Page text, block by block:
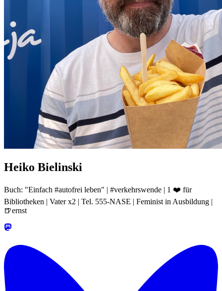
Heiko Bielinski
Buch: "Einfach #autofrei leben" | #verkehrswende | 1 ❤️ für
Bibliotheken | Vater x2 | Tel. 555-NASE | Feminist in Ausbildung |
🍺ernst